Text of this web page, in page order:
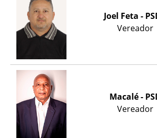
Joel Feta -
Vereador
Macalé -
Vereador